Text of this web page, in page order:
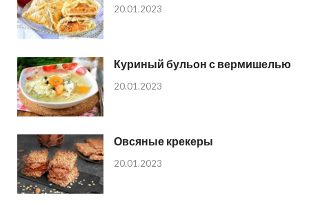
20.01.2023
Куриный бульон с вермишелью
20.01.2023
Овсяные крекеры
20.01.2023